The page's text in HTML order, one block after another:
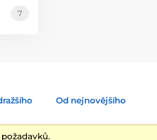
7
Od nejnovějšího